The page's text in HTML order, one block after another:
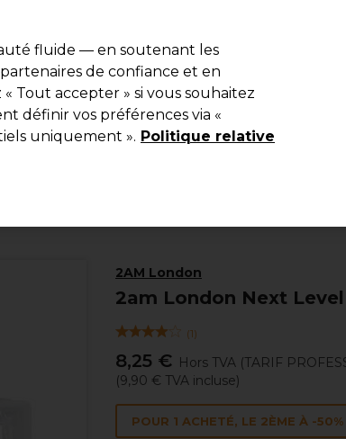
de salon Beauté Hommes Les
2AM London
2am London Next
(1)
8,25 € Hors TVA (TARIF
(9,90 € TVA incluse)
POUR 1 ACHETÉ, LE 2ÈME À -50%
fluide — en soutenant les
de confiance et en
Tout accepter » si vous souhaitez
définir vos préférences via «
uniquement ». Politique relative